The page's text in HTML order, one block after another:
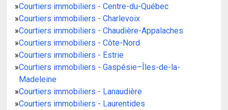
»Courtiers immobiliers - Centre-du-Québec
»Courtiers immobiliers - Charlevoix
»Courtiers immobiliers - Chaudière-Appalaches
»Courtiers immobiliers - Côte-Nord
»Courtiers immobiliers - Estrie
»Courtiers immobiliers - Gaspésie–Îles-de-la-
Madeleine
»Courtiers immobiliers - Lanaudière
»Courtiers immobiliers - Laurentides